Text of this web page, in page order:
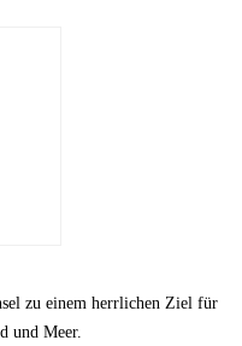
zu einem herrlichen Ziel für
und Meer.